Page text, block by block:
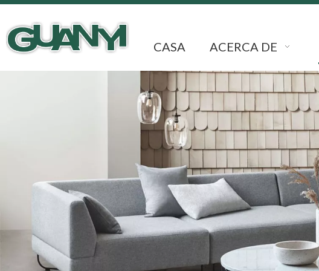
CASA ACERCA DE